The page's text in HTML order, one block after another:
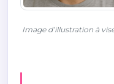
Image d’illustration à